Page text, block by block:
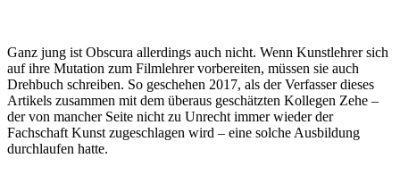
Ganz jung ist Obscura allerdings auch nicht. Wenn Kunstlehrer sich
auf ihre Mutation zum Filmlehrer vorbereiten, müssen sie auch
Drehbuch schreiben. So geschehen 2017, als der Verfasser dieses
Artikels zusammen mit dem überaus geschätzten Kollegen Zehe –
der von mancher Seite nicht zu Unrecht immer wieder der
Fachschaft Kunst zugeschlagen wird – eine solche Ausbildung
durchlaufen hatte.